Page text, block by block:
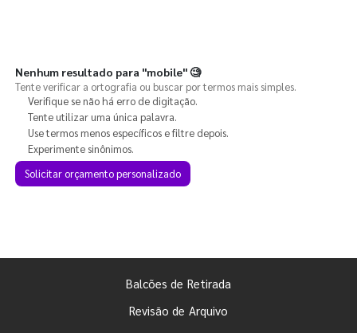
Nenhum resultado para "mobile"🧐
Tente verificar a ortografia ou buscar por termos mais simples.
Verifique se não há erro de digitação.
Tente utilizar uma única palavra.
Use termos menos específicos e filtre depois.
Experimente sinônimos.
Solicitar orçamento personalizado
Balcões de Retirada
Revisão de Arquivo